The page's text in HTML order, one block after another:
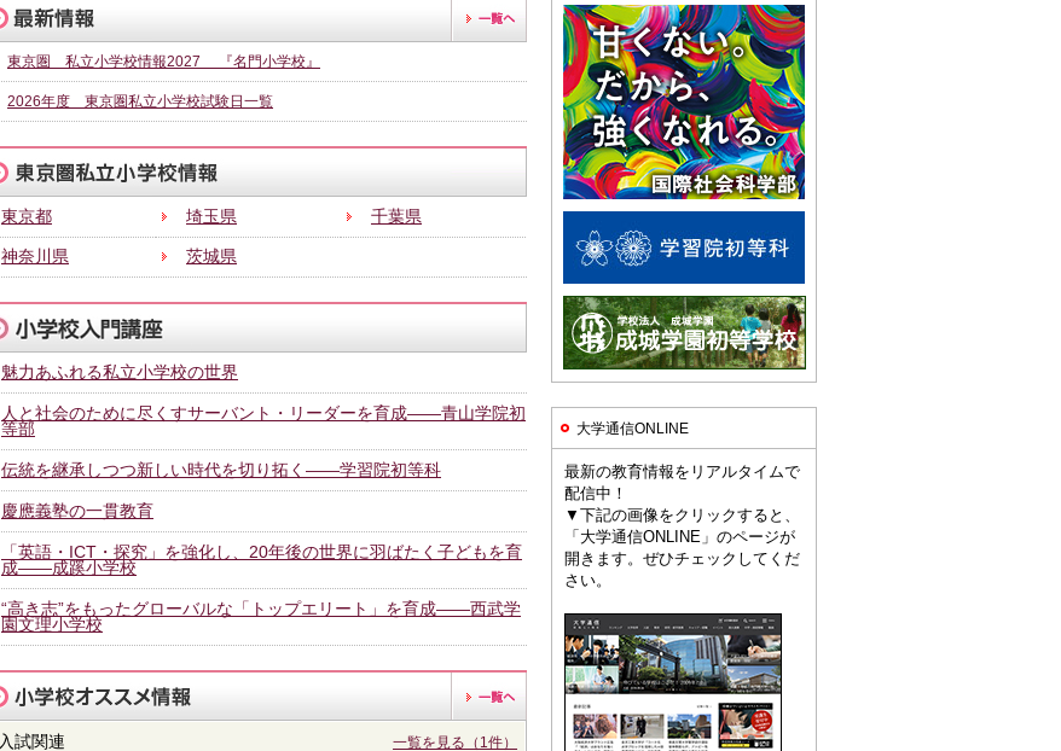
東京圏 私立小学校情報2027 『名門小学校』
2026年度 東京圏私立小学校試験日一覧
東京都 埼玉県 千葉県
神奈川県 茨城県
魅力あふれる私立小学校の世界
人と社会のために尽くすサーバント・リーダーを育成――青山学院初
等部
伝統を継承しつつ新しい時代を切り拓く――学習院初等科
慶應義塾の一貫教育
「英語・ICT・探究」を強化し、20年後の世界に羽ばたく子どもを育
成――成蹊小学校
“高き志”をもったグローバルな「トップエリート」を育成――西武学
園文理小学校
入試関連 一覧を見る（1件）
大学通信ONLINE
最新の教育情報をリアルタイムで
配信中！
▼下記の画像をクリックすると、
「大学通信ONLINE」のページが
開きます。ぜひチェックしてくだ
さい。